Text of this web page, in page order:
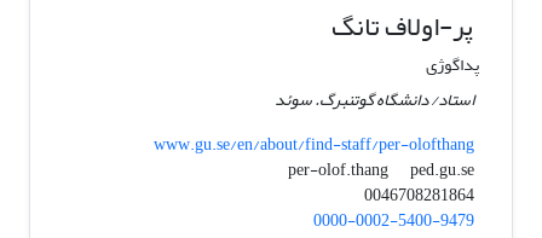
پر-اولاف تانگ
پداگوژی
استاد/ دانشگاه گوتنبرگ. سوئد
www.gu.se/en/about/find-staff/per-olofthang
per-olof.thang
ped.gu.se
0046708281864
0000-0002-5400-9479